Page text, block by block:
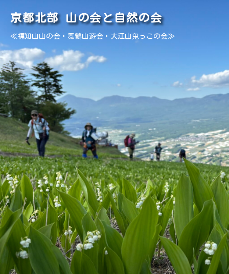
京都北部 山の会と自然の会
≪福知山山の会・舞鶴山遊会・大江山鬼っこの会≫